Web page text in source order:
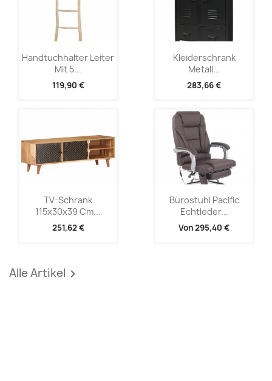
Handtuchhalter Leiter
Mit 5...
119,90 €
Kleiderschrank
Metall...
283,66 €
TV-Schrank
115x30x39 Cm...
251,62 €
Bürostuhl Pacific
Echtleder...
Von295,40 €
Alle Artikel 